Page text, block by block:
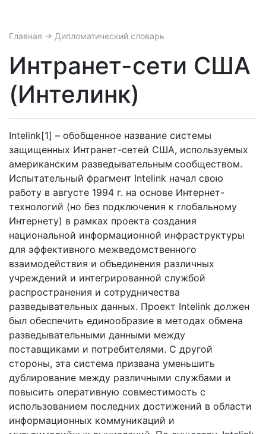
Главная → Дипломатический словарь
Интранет-сети США
(Интелинк)
Intelink[1] – обобщенное название системы
защищенных Интранет-сетей США, используемых
американским разведывательным сообществом.
Испытательный фрагмент Intelink начал свою
работу в августе 1994 г. на основе Интернет-
технологий (но без подключения к глобальному
Интернету) в рамках проекта создания
национальной информационной инфраструктуры
для эффективного межведомственного
взаимодействия и объединения различных
учреждений и интегрированной службой
распространения и сотрудничества
разведывательных данных. Проект Intelink должен
был обеспечить единообразие в методах обмена
разведывательными данными между
поставщиками и потребителями. С другой
стороны, эта система призвана уменьшить
дублирование между различными службами и
повысить оперативную совместимость с
использованием последних достижений в области
информационных коммуникаций и